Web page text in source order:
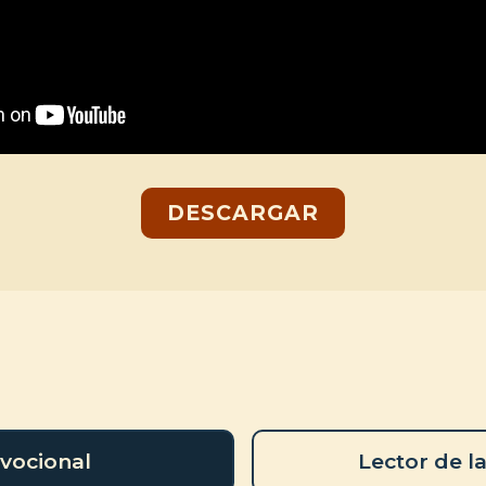
DESCARGAR
Lector de